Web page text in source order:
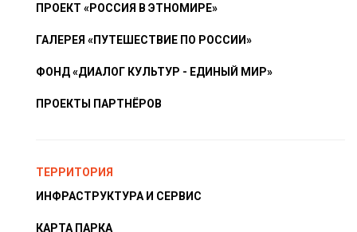
ПРОЕКТ «РОССИЯ В ЭТНОМИРЕ»
ГАЛЕРЕЯ «ПУТЕШЕСТВИЕ ПО РОССИИ»
ФОНД «ДИАЛОГ КУЛЬТУР - ЕДИНЫЙ МИР»
ПРОЕКТЫ ПАРТНЁРОВ
ТЕРРИТОРИЯ
ИНФРАСТРУКТУРА И СЕРВИС
КАРТА ПАРКА